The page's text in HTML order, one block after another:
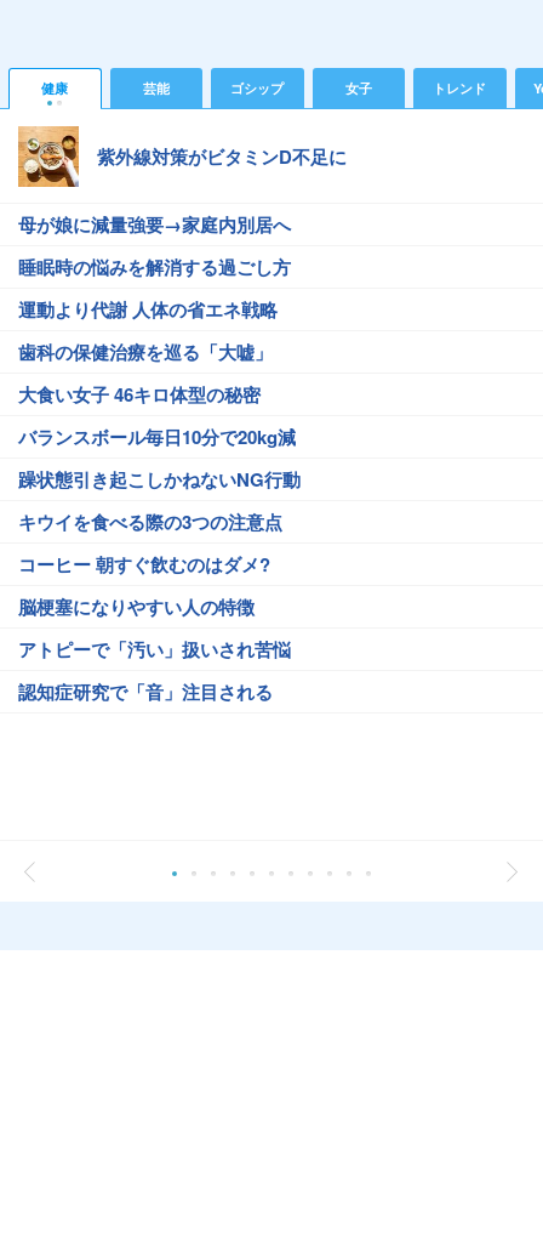
健康 芸能 ゴシップ 女子 トレンド
紫外線対策がビタミンD不足に
母が娘に減量強要→家庭内別居へ
睡眠時の悩みを解消する過ごし方
運動より代謝 人体の省エネ戦略
歯科の保健治療を巡る「大嘘」
大食い女子 46キロ体型の秘密
バランスボール毎日10分で20kg減
躁状態引き起こしかねないNG行動
キウイを食べる際の3つの注意点
コーヒー 朝すぐ飲むのはダメ?
脳梗塞になりやすい人の特徴
アトピーで「汚い」扱いされ苦悩
認知症研究で「音」注目される